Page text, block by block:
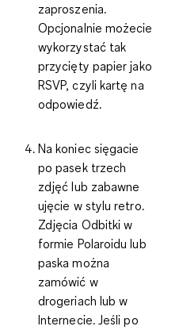
zaproszenia.
Opcjonalnie możecie
wykorzystać tak
przycięty papier jako
RSVP, czyli kartę na
odpowiedź.
Na koniec sięgacie
po pasek trzech
zdjęć lub zabawne
ujęcie w stylu retro.
Zdjęcia Odbitki w
formie Polaroidu lub
paska można
zamówić w
drogeriach lub w
Internecie. Jeśli po